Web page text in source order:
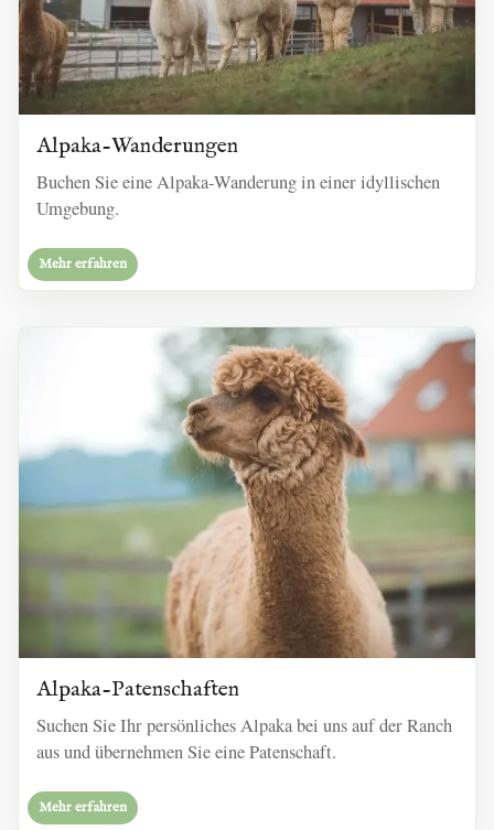
Alpaka-Wanderungen
Buchen Sie eine Alpaka-Wanderung in einer idyllischen
Umgebung.
Mehr erfahren
Alpaka-Patenschaften
Suchen Sie Ihr persönliches Alpaka bei uns auf der Ranch
aus und übernehmen Sie eine Patenschaft.
Mehr erfahren